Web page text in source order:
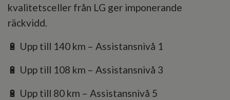
kvalitetsceller från LG ger imponerande
räckvidd.
🔋 Upp till 140 km – Assistansnivå 1
🔋 Upp till 108 km – Assistansnivå 3
🔋 Upp till 80 km – Assistansnivå 5